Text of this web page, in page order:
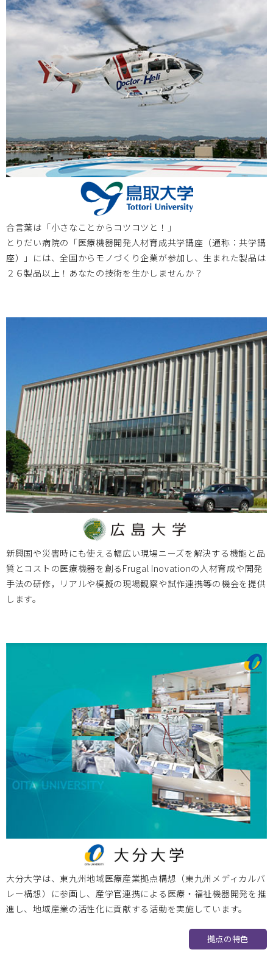
2023/2/24 東北大学・東京女子医科大学・広島大学 3拠
点合同シンポジウム開催のお知らせ
神戸大学 2023.02.01
2023/2/28 2022年度神戸医療機器創出イノベーションシ
ンポジウム開催のお知らせ
大阪医療センター
2023/2/16 第2回 国立病院機構医工連携マッチングフォー
ラム ～次世代医療システム産業化フォーラム2022 特別例会
～のお知らせ
お知らせ 2022.12.02
新着情報を設置しました
合言葉は「小さなことからコツコツと！」
とりだい病院の「医療機器開発人材育成共学講座（通称：共学講
座）」には、全国からモノづくり企業が参加し、生まれた製品は
２６製品以上！あなたの技術を生かしませんか？
新興国や災害時にも使える幅広い現場ニーズを解決する機能と品
質とコストの医療機器を創るFrugal Inovationの人材育成や開発
手法の研修，リアルや模擬の現場観察や試作連携等の機会を提供
します。
大分大学は、東九州地域医療産業拠点構想（東九州メディカルバ
レー構想）に参画し、産学官連携による医療・福祉機器開発を推
進し、地域産業の活性化に貢献する活動を実施しています。
拠点の特色